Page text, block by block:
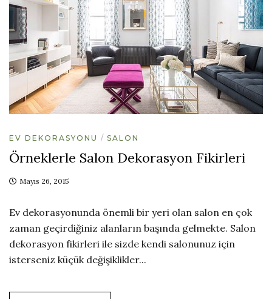
EV DEKORASYONU SALON
Örneklerle Salon Dekorasyon Fikirleri
Mayıs 26, 2015
Ev dekorasyonunda önemli bir yeri olan salon en çok
zaman geçirdiğiniz alanların başında gelmekte. Salon
dekorasyon fikirleri ile sizde kendi salonunuz için
isterseniz küçük değişiklikler...